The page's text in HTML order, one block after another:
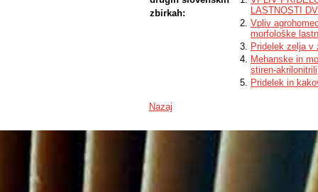
zbirkah:
LASTNOSTI
Vpliv
morfološke
Pridelek zelja v
Mehanske in
stiren-akrilonitrili
Pridelek in
Nazaj